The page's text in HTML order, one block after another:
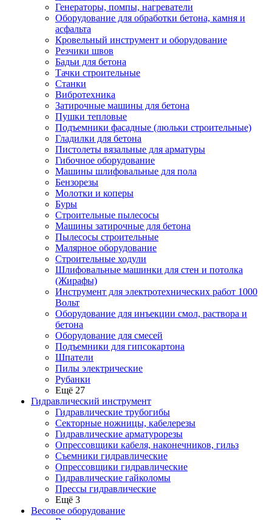
Генераторы, помпы, нагреватели
Оборудование для обработки бетона, камня и
асфальта
Кровельный инструмент и оборудование
Резчики швов
Бадьи для бетона
Тачки строительные
Станки
Вибротехника
Затирочные машины для бетона
Пушки тепловые
Подъемники фасадные (люльки строительные)
Гладилки для бетона
Пистолеты вязальные для арматуры
Гибочное оборудование
Машины шлифовальные для пола
Бензорезы
Молотки и коперы
Буры
Строительные пылесосы
Машины затирочные для бетона
Пылесосы строительные
Малярное оборудование
Строительные ходули
Шлифовальные машинки для стен и потолка
(Жирафы)
Инструмент для электротехнических работ 1000
Вольт
Оборудование для инъекции смол, раствора и
бетона
Оборудование для смесей
Подъемники для гипсокартона
Шпатели
Пилы электрические
Рубанки
Ещё 27
Гидравлический инструмент
Гидравлические трубогибы
Секторные ножницы, кабелерезы
Гидравлические арматурорезы
Опрессовщики кабеля, наконечников, гильз
Съемники гидравлические
Опрессовщики гидравлические
Гидравлические гайколомы
Прессы гидравлические
Ещё 3
Весовое оборудование